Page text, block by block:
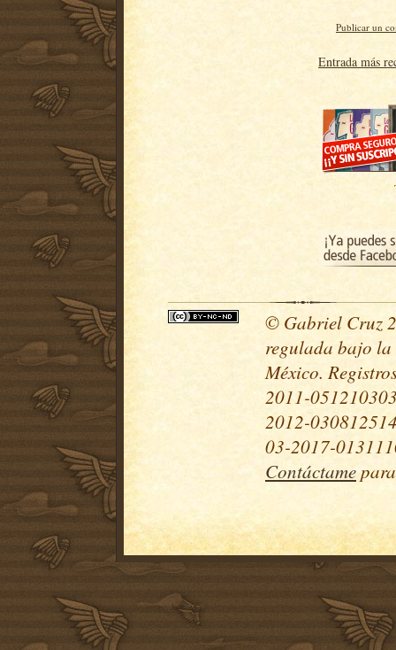
Publicar un
Entrada más
© Gabriel Cruz
regulada bajo la
México.
2011-
2012-
03-2017-
Contáctame